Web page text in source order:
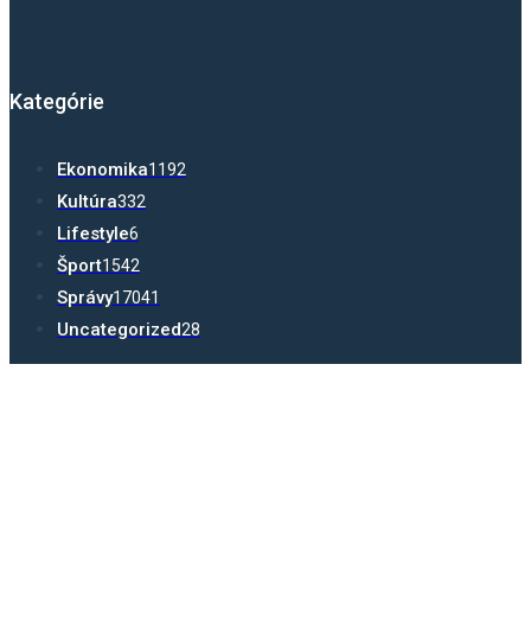
Kategórie
Ekonomika1192
Kultúra332
Lifestyle6
Šport1542
Správy17041
Uncategorized28